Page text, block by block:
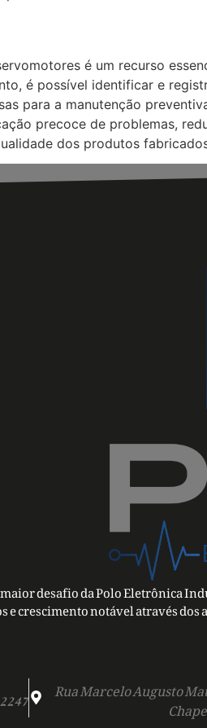
é um recurso
é possível identificar e
para a manutenção
precoce de problemas,
dos produtos
desafio da Polo Eletrônica
e crescimento notável através
Rua Marcelo Augusto